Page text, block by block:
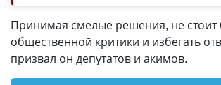
Принимая смелые решения, не стоит
общественной критики и избегать
призвал он депутатов и акимов.